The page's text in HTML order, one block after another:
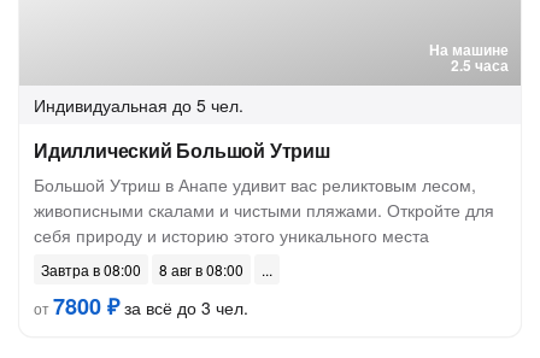
На машине
2.5 часа
Индивидуальная до 5 чел.
Идиллический Большой Утриш
Большой Утриш в Анапе удивит вас реликтовым лесом,
живописными скалами и чистыми пляжами. Откройте для
себя природу и историю этого уникального места
Завтра в 08:00
8 авг в 08:00
от7800 ₽за всё до 3 чел.